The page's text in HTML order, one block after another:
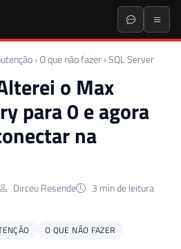
› O que não fazer ›SQL Server
o Max
para 0 e agora
na
Dirceu Resende
3 min de leitura
O QUE NÃO FAZER